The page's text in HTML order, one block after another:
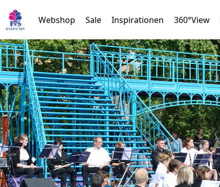
Webshop Sale Inspirationen 360°View